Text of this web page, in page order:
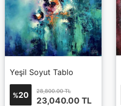
Yeşil Soyut Tablo
%20 28,800.00 TL
23,040.00 TL